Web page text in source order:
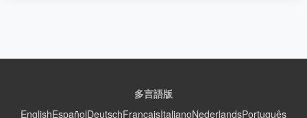
多言語版
EnglishEspañolDeutschFrançaisItalianoNederlandsPortuguês